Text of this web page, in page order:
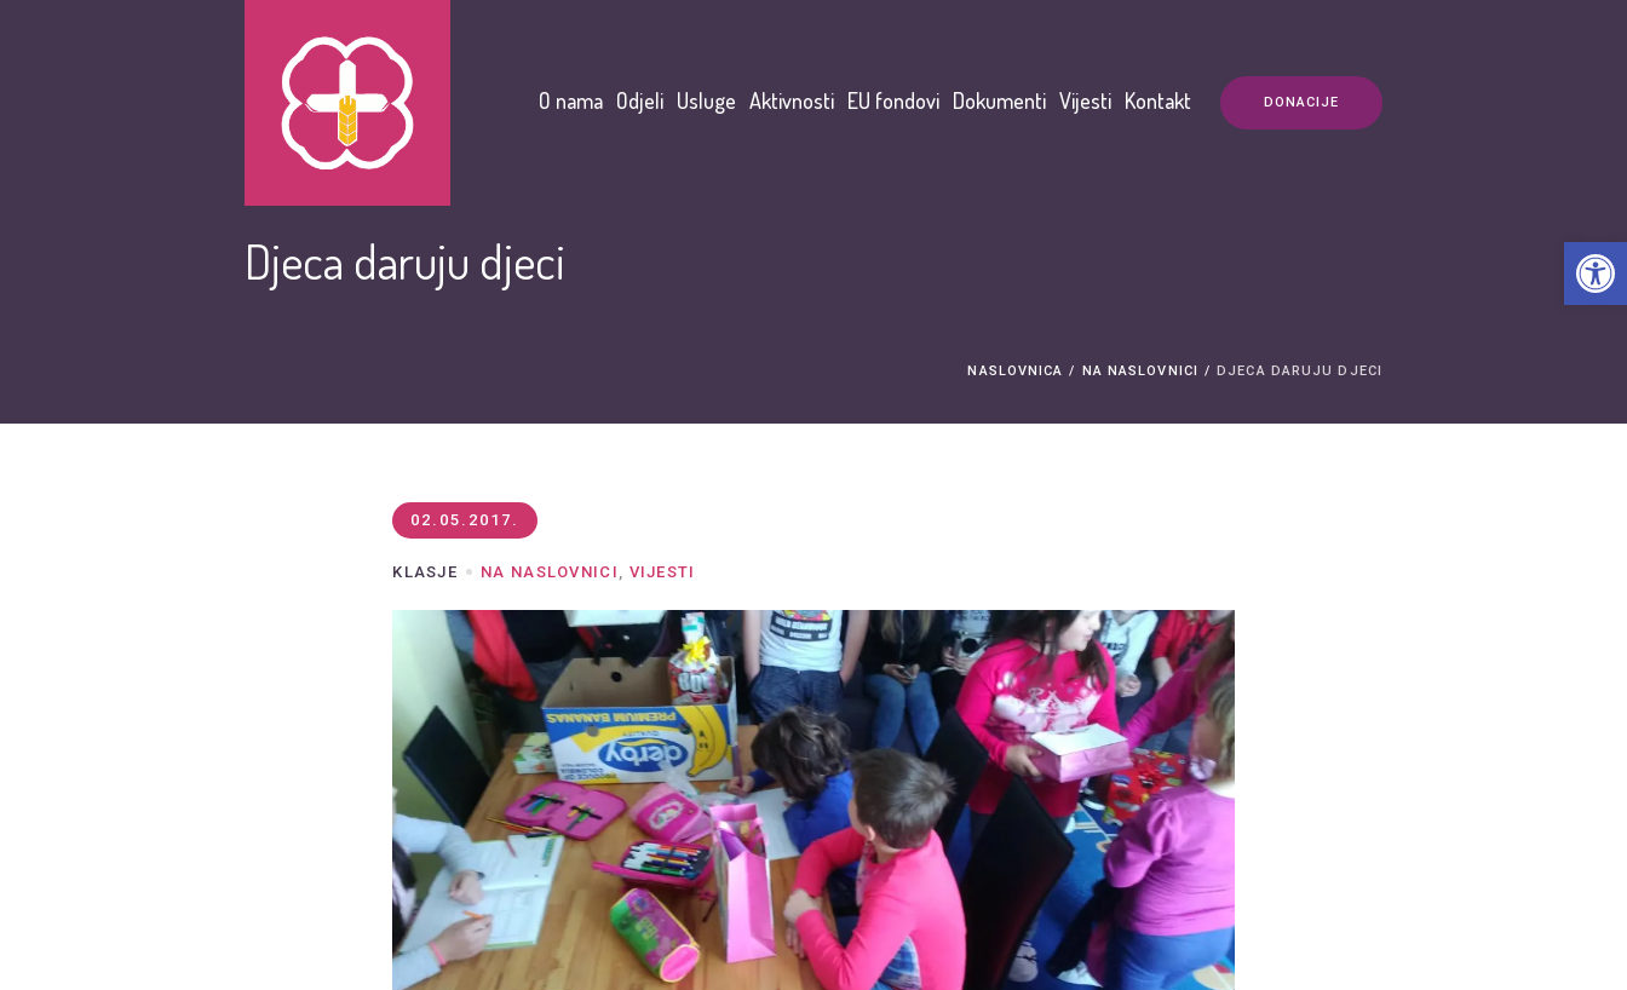
DONACIJE
O nama Odjeli Usluge Aktivnosti EU fondovi Dokumenti Vijesti Kontakt
Djeca daruju djeci
NASLOVNICA / NA NASLOVNICI / DJECA DARUJU DJECI
02.05.2017.
KLASJE NA NASLOVNICI , VIJESTI